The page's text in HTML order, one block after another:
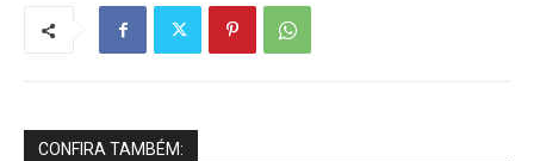
CONFIRA TAMBÉM: